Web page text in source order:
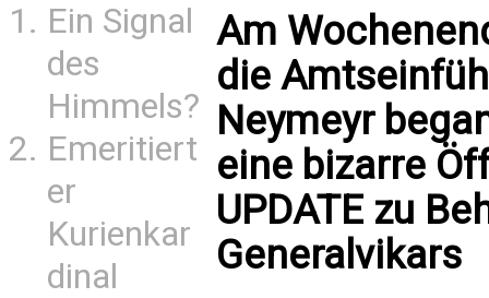
Ein Signal
des
Himmels?
Emeritiert
er
Kurienkar
dinal
Am
die
Neymeyr
eine bizarre
UPDATE zu
Generalvikars